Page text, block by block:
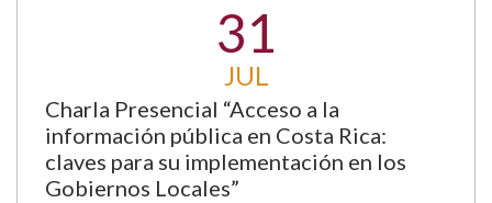
31
JUL
Charla Presencial “Acceso a la
información pública en Costa Rica:
claves para su implementación en los
Gobiernos Locales”